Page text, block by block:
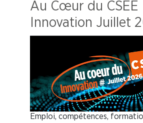
Au Cœur du CSEE
Innovation Juillet
Emploi, compétences,